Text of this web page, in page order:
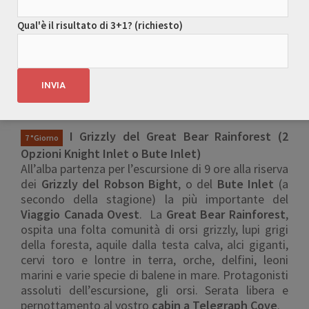
Strait. Oltre alle orche, vere star di questo braccio
di mare, sarà possibile avvistare delfini, leoni marini
Pernottamento in uno dei deliziosi cabins restaurati
sul porticciolo del caratteristico villaggio.
7 °Giorno
I Grizzly del Great Bear Rainforest (2
Opzioni Knight Inlet o Bute Inlet)
All’alba partenza per l’escursione di 9 ore alla riserva
dei Grizzly del Robson Bight, o del Bute Inlet (a
secondo della stagione) la più importante del
Viaggio Canada Ovest. La Great Bear Rainforest,
ospita una folta comunità di orsi grizzly, lupi grigi
della foresta, aquile dalla testa calva, alci giganti,
cervi toro e lontre in terra, orche, delfini, leoni
marini e varie specie di balene in mare. Protagonisti
assoluti dell’escursione, gli orsi. Serata libera e
pernottamento al vostro cabin a Telegraph Cove.
Qual'è il risultato di 3+1? (richiesto)